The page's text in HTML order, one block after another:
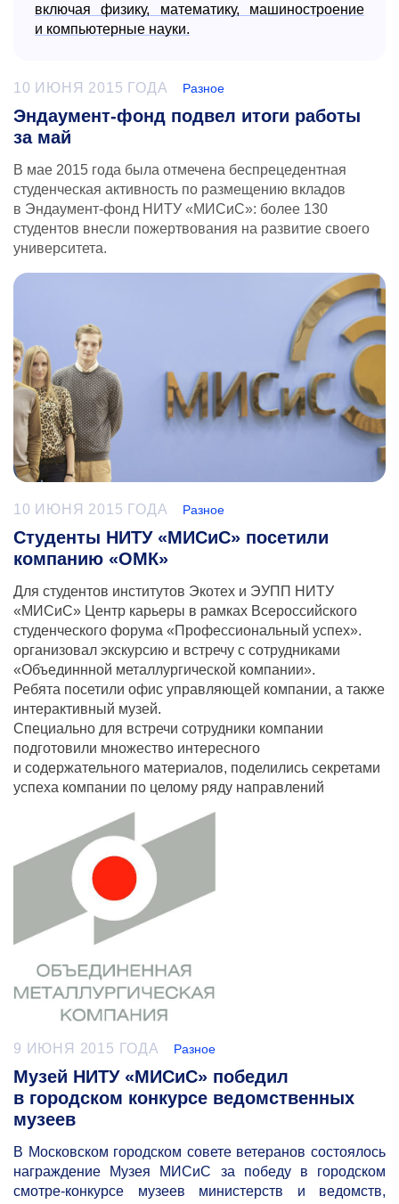
включая физику, математику, машиностроение
и компьютерные науки.
10 ИЮНЯ 2015 ГОДА Разное
Эндаумент-фонд подвел итоги работы
за май
В мае 2015 года была отмечена беспрецедентная
студенческая активность по размещению вкладов
в Эндаумент-фонд НИТУ «МИСиС»: более 130
студентов внесли пожертвования на развитие своего
университета.
10 ИЮНЯ 2015 ГОДА Разное
Студенты НИТУ «МИСиС» посетили
компанию «ОМК»
Для студентов институтов Экотех и ЭУПП НИТУ
«МИСиС» Центр карьеры в рамках Всероссийского
студенческого форума «Профессиональный успех».
организовал экскурсию и встречу с сотрудниками
«Объединнной металлургической компании».
Ребята посетили офис управляющей компании, а также
интерактивный музей.
Специально для встречи сотрудники компании
подготовили множество интересного
и содержательного материалов, поделились секретами
успеха компании по целому ряду направлений
9 ИЮНЯ 2015 ГОДА Разное
Музей НИТУ «МИСиС» победил
в городском конкурсе ведомственных
музеев
В Московском городском совете ветеранов состоялось
награждение Музея МИСиС за победу в городском
смотре-конкурсе музеев министерств и ведомств,